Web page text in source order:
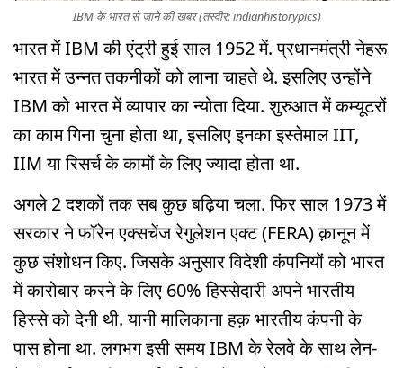
IBM के भारत से जाने की खबर (तस्वीर: indianhistorypics)
भारत में IBM की एंट्री हुई साल 1952 में. प्रधानमंत्री नेहरू
भारत में उन्नत तकनीकों को लाना चाहते थे. इसलिए उन्होंने
IBM को भारत में व्यापार का न्योता दिया. शुरुआत में कम्यूटरों
का काम गिना चुना होता था, इसलिए इनका इस्तेमाल IIT,
IIM या रिसर्च के कामों के लिए ज्यादा होता था.
अगले 2 दशकों तक सब कुछ बढ़िया चला. फिर साल 1973 में
सरकार ने फॉरेन एक्सचेंज रेगुलेशन एक्ट (FERA) क़ानून में
कुछ संशोधन किए. जिसके अनुसार विदेशी कंपनियों को भारत
में कारोबार करने के लिए 60% हिस्सेदारी अपने भारतीय
हिस्से को देनी थी. यानी मालिकाना हक़ भारतीय कंपनी के
पास होना था. लगभग इसी समय IBM के रेलवे के साथ लेन-